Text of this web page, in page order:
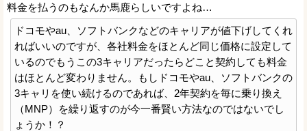
料金を払うのもなんか馬鹿らしいですよね…
ドコモやau、ソフトバンクなどのキャリアが値下げしてくれ
ればいいのですが、各社料金をほとんど同じ価格に設定して
いるのでもうこの3キャリアだったらどこと契約しても料金
はほとんど変わりません。もしドコモやau、ソフトバンクの
3キャリを使い続けるのであれば、2年契約を毎に乗り換え
（MNP）を繰り返すのが今一番賢い方法なのではないでし
ょうか！？